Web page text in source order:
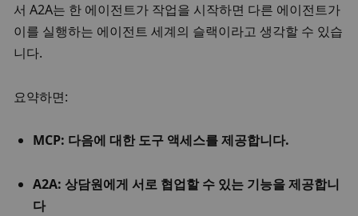
서 A2A는 한 에이전트가 작업을 시작하면 다른 에이전트가
이를 실행하는 에이전트 세계의 슬랙이라고 생각할 수 있습
니다.
요약하면:
MCP: 다음에 대한 도구 액세스를 제공합니다.
A2A: 상담원에게 서로 협업할 수 있는 기능을 제공합니
다